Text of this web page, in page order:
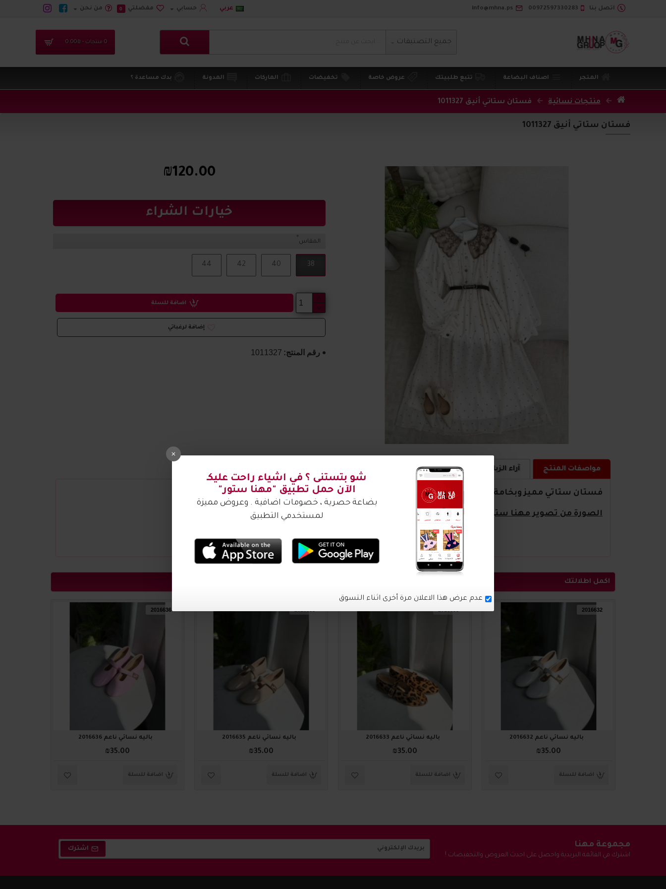
اتصل بنا 00972597330283
info@mhna.ps عربي حسابي مفضلتي 0 من نحن
جميع التصنيفات 0 منتجات - ₪0.00
المتجر اصناف البضاعة تتبع طلبيتك عروض خاصة تخفيضات الماركات المدونة بدك مساعدة ؟
منتجات نسائية فستان ستاتي أنيق 1011327
فستان ستاتي أنيق 1011327
رقم المنتج: 1011327
₪120.00
خيارات الشراء
المقاس
38
40
42
44
اضافة للسلة
إضافة لرغباتي
مواصفات المنتج آراء الزبائن كيف اشتري ؟
فستان ستاتي مميز وبخامة ثقيلة
الصورة من تصوير مهنا ستور
اكمل اطلالتك
2016632
باليه نسائي ناعم 2016632
₪35.00
اضافة للسلة
باليه نسائي ناعم 2016633
₪35.00
اضافة للسلة
باليه نسائي ناعم 2016635
₪35.00
اضافة للسلة
2016636
باليه نسائي ناعم 2016636
₪35.00
اضافة للسلة
مجموعة مهنا
اشترك في القائمة البريدية واحصل على احدث العروض والتخفيضات !
اشترك